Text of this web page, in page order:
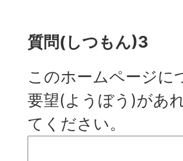
質問(しつもん)3
このホームページに
要望(ようぼう)があ
てください。